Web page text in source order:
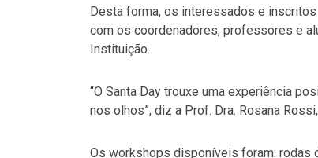
Desta forma, os interessados e
com os coordenadores, professores e
Instituição.
“O Santa Day trouxe uma experiência
nos olhos”, diz a Prof. Dra. Rosana
Os workshops disponíveis foram: rodas